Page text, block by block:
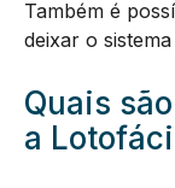
Também é
deixar o
Quais
a